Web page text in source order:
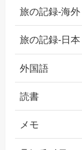
旅の記録-海外
旅の記録-日本
外国語
読書
メモ